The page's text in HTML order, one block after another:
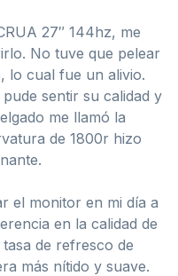
27″ 144hz, me
No tuve que pelear
lo cual fue un alivio.
sentir su calidad y
me llamó la
de 1800r hizo
el monitor en mi día a
en la calidad de
de refresco de
más nítido y suave.